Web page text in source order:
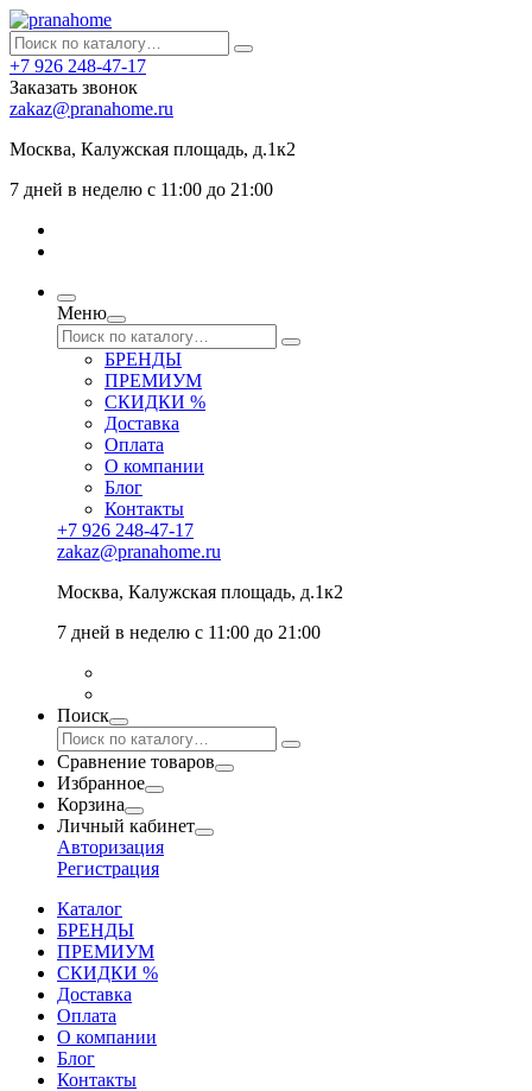
+7 926 248-47-17
Заказать звонок
zakaz@pranahome.ru
Москва, Калужская площадь, д.1к2
7 дней в неделю с 11:00 до 21:00
Меню
БРЕНДЫ
ПРЕМИУМ
СКИДКИ %
Доставка
Оплата
О компании
Блог
Контакты
+7 926 248-47-17
zakaz@pranahome.ru
Москва, Калужская площадь, д.1к2
7 дней в неделю с 11:00 до 21:00
Поиск
Сравнение товаров
Избранное
Корзина
Личный кабинет
Авторизация
Регистрация
Каталог
БРЕНДЫ
ПРЕМИУМ
СКИДКИ %
Доставка
Оплата
О компании
Блог
Контакты